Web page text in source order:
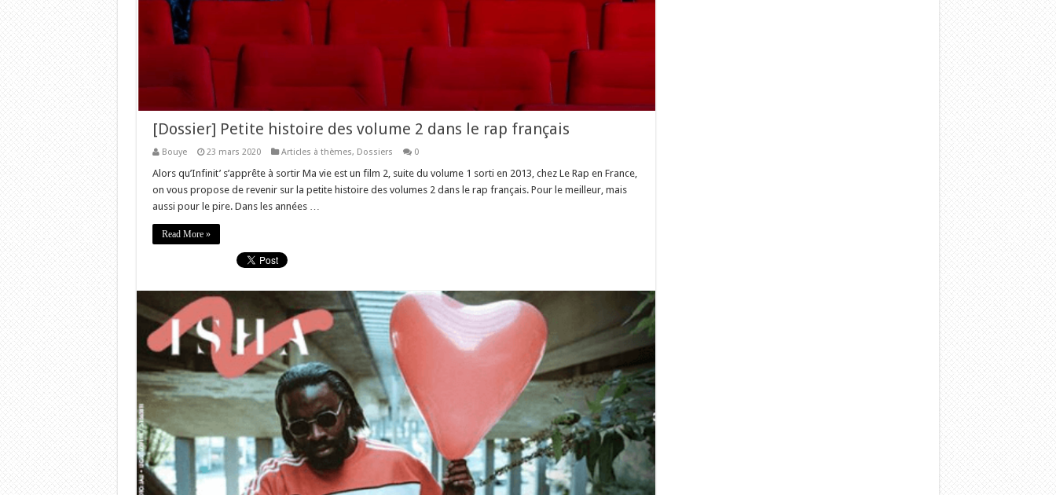
[Dossier] Petite histoire des volume 2 dans le rap français
Bouye 23 mars 2020 Articles à thèmes, Dossiers 0
Alors qu’Infinit’ s’apprête à sortir Ma vie est un film 2, suite du volume 1 sorti en 2013, chez Le Rap en France,
on vous propose de revenir sur la petite histoire des volumes 2 dans le rap français. Pour le meilleur, mais
aussi pour le pire. Dans les années …
Read More »